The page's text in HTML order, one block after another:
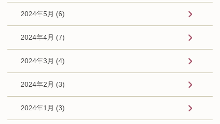
2024年5月 (6)
2024年4月 (7)
2024年3月 (4)
2024年2月 (3)
2024年1月 (3)